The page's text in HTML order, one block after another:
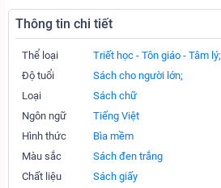
Thông tin chi tiết
Thể loại
Triết học - Tôn giáo - Tâm lý;
Độ tuổi
Sách cho người lớn;
Loại
Sách chữ
Ngôn ngữ
Tiếng Việt
Hình thức
Bìa mềm
Màu sắc
Sách đen trắng
Chất liệu
Sách giấy